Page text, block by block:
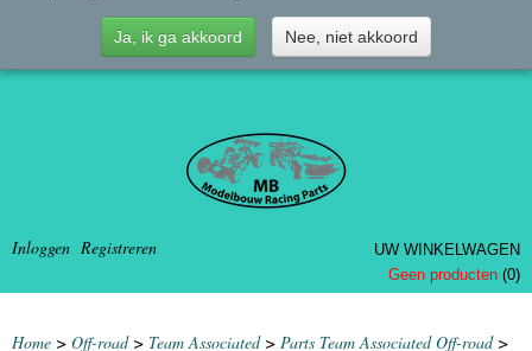
Inloggen Registreren
UW WINKELWAGEN
Geen producten (0)
Home > Off-road> Team Associated> Parts Team Associated Off-road>
Ja, ik ga akkoord Nee, niet akkoord